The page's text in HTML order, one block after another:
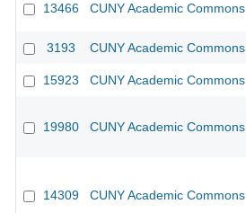
13466 CUNY Academic Commons
3193 CUNY Academic Commons
15923 CUNY Academic Commons
19980 CUNY Academic Commons
14309 CUNY Academic Commons